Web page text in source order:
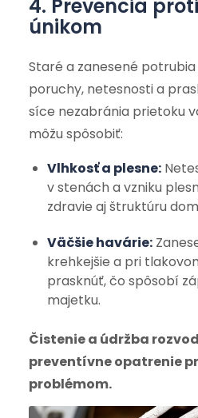
4. Prevencia
únikom
Staré a zanesené
poruchy, netesnosti a
síce nezabránia prietoku
môžu spôsobiť:
Vlhkosť a plesne:
v stenách a vzniku
zdravie aj štruktúru
Väčšie havárie:
krehkejšie a pri
prasknúť, čo spôsobí
majetku.
Čistenie a údržba
preventívne opatrenie
problémom.